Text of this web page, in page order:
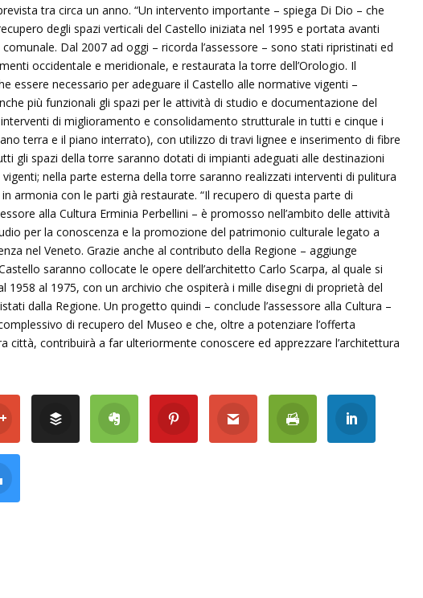
tra circa un anno. “Un intervento importante – spiega Di Dio – che
degli spazi verticali del Castello iniziata nel 1995 e portata avanti
Dal 2007 ad oggi – ricorda l’assessore – sono stati ripristinati ed
occidentale e meridionale, e restaurata la torre dell’Orologio. Il
essere necessario per adeguare il Castello alle normative vigenti –
più funzionali gli spazi per le attività di studio e documentazione del
di miglioramento e consolidamento strutturale in tutti e cinque i
terra e il piano interrato), con utilizzo di travi lignee e inserimento di fibre
gli spazi della torre saranno dotati di impianti adeguati alle destinazioni
nella parte esterna della torre saranno realizzati interventi di pulitura
armonia con le parti già restaurate. “Il recupero di questa parte di
alla Cultura Erminia Perbellini – è promosso nell’ambito delle attività
per la conoscenza e la promozione del patrimonio culturale legato a
nel Veneto. Grazie anche al contributo della Regione – aggiunge
saranno collocate le opere dell’architetto Carlo Scarpa, al quale si
1958 al 1975, con un archivio che ospiterà i mille disegni di proprietà del
dalla Regione. Un progetto quindi – conclude l’assessore alla Cultura –
di recupero del Museo e che, oltre a potenziare l’offerta
città, contribuirà a far ulteriormente conoscere ed apprezzare l’architettura